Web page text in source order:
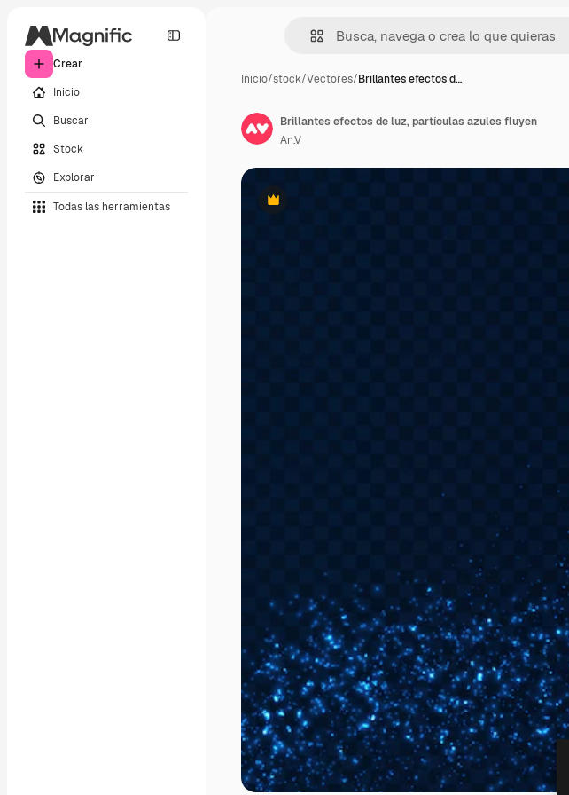
Crear
Inicio
Buscar
Stock
Explorar
Todas las herramientas
Inicio/stock/Vectores/Brillantes efectos d…
Premium
Brillantes efectos de luz, partículas azules fluyen
An.V